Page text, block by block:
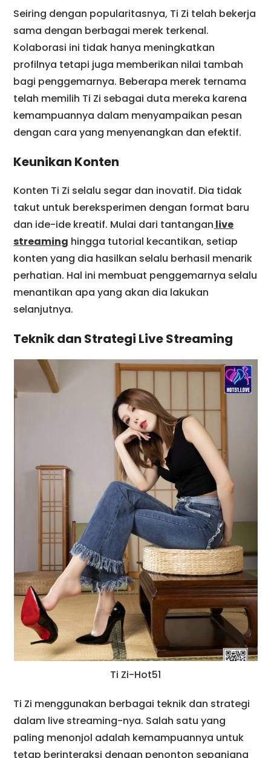
Seiring dengan popularitasnya, Ti Zi telah bekerja
sama dengan berbagai merek terkenal.
Kolaborasi ini tidak hanya meningkatkan
profilnya tetapi juga memberikan nilai tambah
bagi penggemarnya. Beberapa merek ternama
telah memilih Ti Zi sebagai duta mereka karena
kemampuannya dalam menyampaikan pesan
dengan cara yang menyenangkan dan efektif.
Keunikan Konten
Konten Ti Zi selalu segar dan inovatif. Dia tidak
takut untuk bereksperimen dengan format baru
dan ide-ide kreatif. Mulai dari tantangan live
streaming hingga tutorial kecantikan, setiap
konten yang dia hasilkan selalu berhasil menarik
perhatian. Hal ini membuat penggemarnya selalu
menantikan apa yang akan dia lakukan
selanjutnya.
Teknik dan Strategi Live Streaming
Ti Zi-Hot51
Ti Zi menggunakan berbagai teknik dan strategi
dalam live streaming-nya. Salah satu yang
paling menonjol adalah kemampuannya untuk
tetap berinteraksi dengan penonton sepanjang